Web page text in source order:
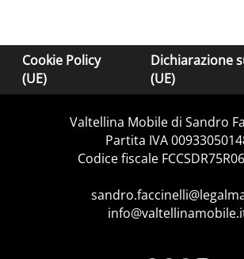
Cookie Policy
(UE)
Dichiarazione
(UE)
Valtellina Mobile di Sandro
Partita IVA
Codice fiscale